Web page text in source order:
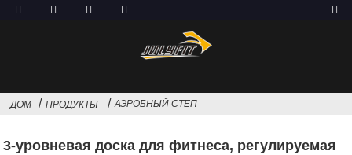
ДОМ ПРОДУКТЫ АЭРОБНЫЙ СТЕП
3-уровневая доска для фитнеса, регулируемая